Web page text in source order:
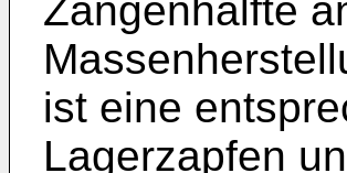
Zangenhälfte
ist eine
Lagerzapfen